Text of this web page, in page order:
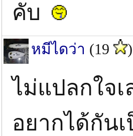
คับ
หมีไดว่า (19 )
ไม่แปลกใจ
อยากได้กัน